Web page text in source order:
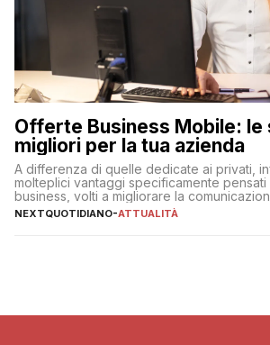
Offerte Business Mobile: le
migliori per la tua azienda
A differenza di quelle dedicate ai privati,
molteplici vantaggi specificamente
business, volti a migliorare la
degli utenti
NEXTQUOTIDIANO-ATTUALITÀ